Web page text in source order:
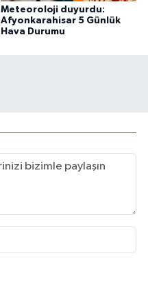
Meteoroloji duyurdu:
Afyonkarahisar 5 Günlük
Hava Durumu